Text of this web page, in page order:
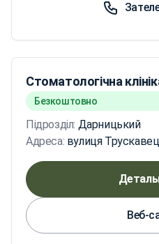
Стоматологічна
Безкоштовно
Підрозділ: Дарницький
Адреса: вулиця
Веб-